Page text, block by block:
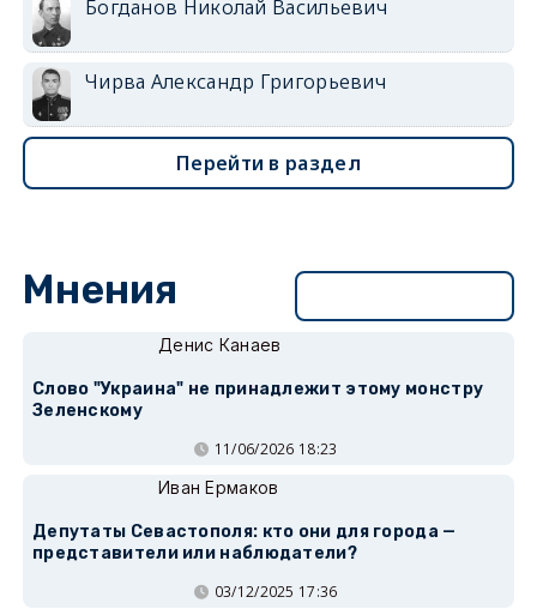
Богданов Николай Васильевич
Чирва Александр Григорьевич
Перейти в раздел
Мнения
Денис Канаев
Слово "Украина" не принадлежит этому монстру
Зеленскому
11/06/2026 18:23
Иван Ермаков
Депутаты Севастополя: кто они для города —
представители или наблюдатели?
03/12/2025 17:36